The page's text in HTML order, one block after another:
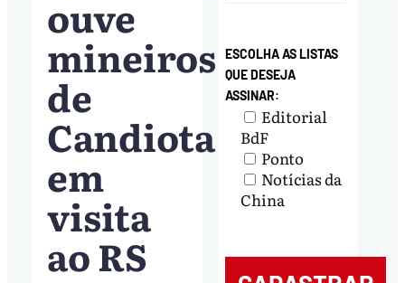
ouve
mineiros
de
Candiota
em
visita
ao RS
ESCOLHA AS LISTAS
QUE DESEJA
ASSINAR:
Editorial
BdF
Ponto
Notícias da
China